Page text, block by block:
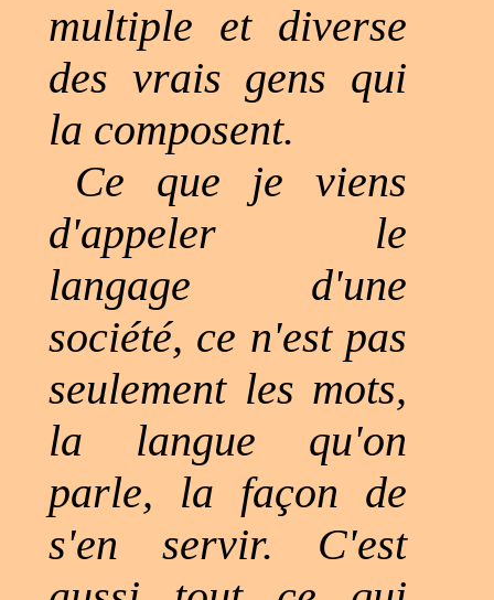
multiple et diverse
des vrais gens qui
la composent.
Ce que je viens
d'appeler le
langage d'une
société, ce n'est pas
seulement les mots,
la langue qu'on
parle, la façon de
s'en servir. C'est